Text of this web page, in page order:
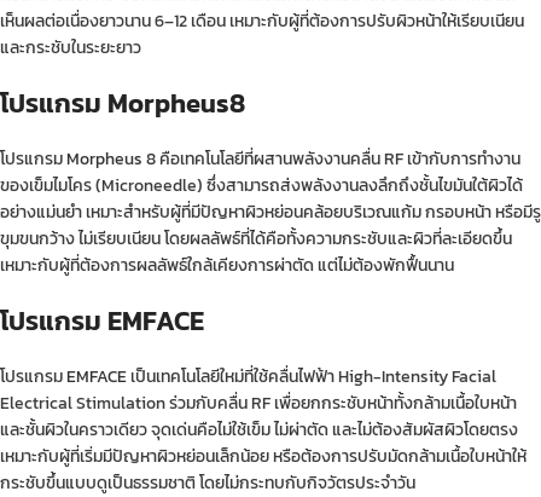
เห็นผลต่อเนื่องยาวนาน 6–12 เดือน เหมาะกับผู้ที่ต้องการปรับผิวหน้าให้เรียบเนียน
และกระชับในระยะยาว
โปรแกรม Morpheus8
โปรแกรมMorpheus 8คือเทคโนโลยีที่ผสานพลังงานคลื่น RF เข้ากับการทำงาน
ของเข็มไมโคร (Microneedle) ซึ่งสามารถส่งพลังงานลงลึกถึงชั้นไขมันใต้ผิวได้
อย่างแม่นยำ เหมาะสำหรับผู้ที่มีปัญหาผิวหย่อนคล้อยบริเวณแก้ม กรอบหน้า หรือมีรู
ขุมขนกว้าง ไม่เรียบเนียน โดยผลลัพธ์ที่ได้คือทั้งความกระชับและผิวที่ละเอียดขึ้น
เหมาะกับผู้ที่ต้องการผลลัพธ์ใกล้เคียงการผ่าตัด แต่ไม่ต้องพักฟื้นนาน
โปรแกรม EMFACE
โปรแกรมEMFACEเป็นเทคโนโลยีใหม่ที่ใช้คลื่นไฟฟ้า High-Intensity Facial
Electrical Stimulation ร่วมกับคลื่น RF เพื่อยกกระชับหน้าทั้งกล้ามเนื้อใบหน้า
และชั้นผิวในคราวเดียว จุดเด่นคือไม่ใช้เข็ม ไม่ผ่าตัด และไม่ต้องสัมผัสผิวโดยตรง
เหมาะกับผู้ที่เริ่มมีปัญหาผิวหย่อนเล็กน้อย หรือต้องการปรับมัดกล้ามเนื้อใบหน้าให้
กระชับขึ้นแบบดูเป็นธรรมชาติ โดยไม่กระทบกับกิจวัตรประจำวัน